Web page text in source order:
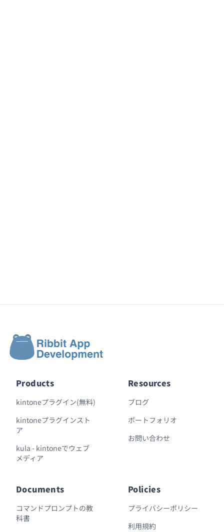
Products
kintoneプラグイン(無料)
kintoneプラグインスト
ア
kula - kintoneでウェブ
メディア
Resources
ブログ
ポートフォリオ
お問い合わせ
Documents
コマンドプロンプトの教
科書
Policies
プライバシーポリシー
利用規約